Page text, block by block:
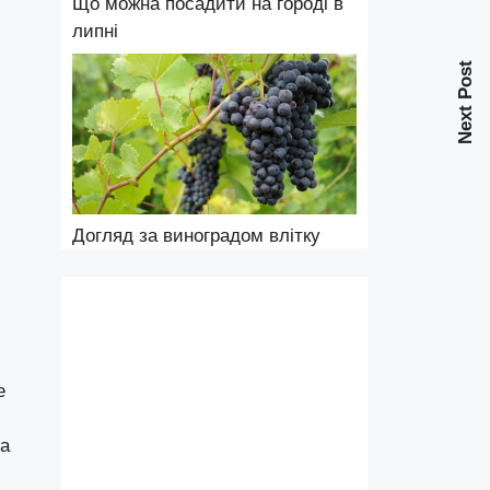
Next Post
липні
Догляд за виноградом влітку